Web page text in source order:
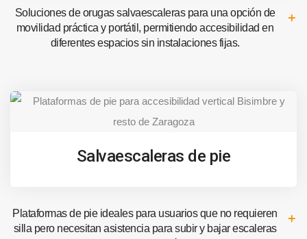
Soluciones de orugas salvaescaleras para una opción de
movilidad práctica y portátil, permitiendo accesibilidad en
diferentes espacios sin instalaciones fijas.
Salvaescaleras de pie
Plataformas de pie ideales para usuarios que no requieren
silla pero necesitan asistencia para subir y bajar escaleras